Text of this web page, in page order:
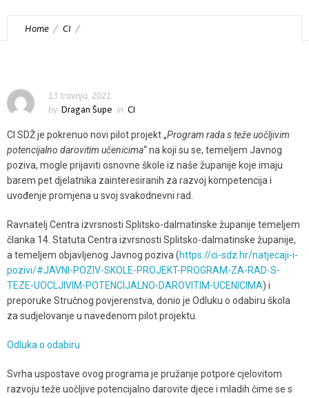
darovitim
učenicima“
Home CI
13 travnja, 2021
by Dragan Šupe in CI
CI SDŽ je pokrenuo novi pilot projekt „Program rada s teže uočljivim
potencijalno darovitim učenicima“ na koji su se, temeljem Javnog
poziva, mogle prijaviti osnovne škole iz naše županije koje imaju
barem pet djelatnika zainteresiranih za razvoj kompetencija i
uvođenje promjena u svoj svakodnevni rad.
Ravnatelj Centra izvrsnosti Splitsko-dalmatinske županije temeljem
članka 14. Statuta Centra izvrsnosti Splitsko-dalmatinske županije,
a temeljem objavljenog Javnog poziva (https://ci-sdz.hr/natjecaji-i-
pozivi/#JAVNI-POZIV-SKOLE-PROJEKT-PROGRAM-ZA-RAD-S-
TEZE-UOCLJIVIM-POTENCIJALNO-DAROVITIM-UCENICIMA) i
preporuke Stručnog povjerenstva, donio je Odluku o odabiru škola
za sudjelovanje u navedenom pilot projektu.
Odluka o odabiru
Svrha uspostave ovog programa je pružanje potpore cjelovitom
razvoju teže uočljive potencijalno darovite djece i mladih čime se s